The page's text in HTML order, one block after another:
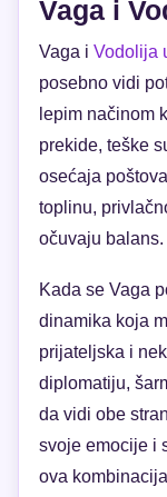
Vaga i
Vaga i Vodolija
posebno vidi
lepim načinom
prekide, teške
osećaja
toplinu,
očuvaju balans.
Kada se Vaga
dinamika koja
prijateljska i
diplomatiju,
da vidi obe
svoje emocije i
ova